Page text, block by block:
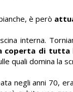
è però
interna.
coperta di tutta
quali domina la
negli anni 70,